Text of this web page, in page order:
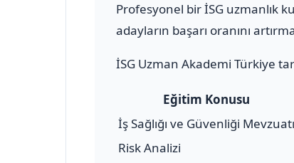
Profesyonel bir İSG uzmanlık
adayların başarı oranını
İSG Uzman Akademi Türkiye
Eğitim Konusu
İş Sağlığı ve Güvenliği Mevzuatı
Risk Analizi